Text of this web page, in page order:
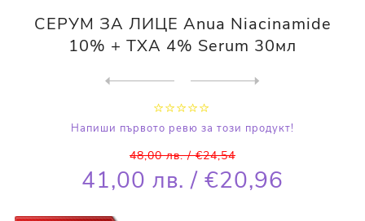
СЕРУМ ЗА ЛИЦЕ Anua Niacinamide
10% + TXA 4% Serum 30мл
Напиши първото ревю за този продукт!
48,00 лв. / €24,54
41,00 лв. / €20,96